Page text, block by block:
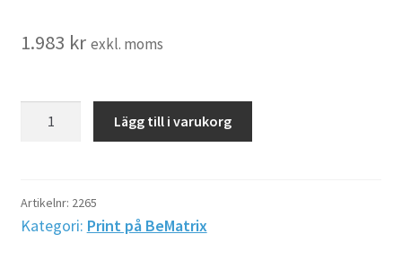
1.983 kr exkl. moms
985x2473
mm
Lägg till i varukorg
Artikelnr: 2265
Kategori: Print på BeMatrix